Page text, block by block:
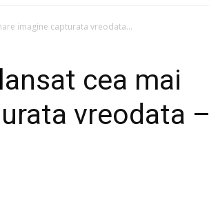
imagine capturata vreodata...
cea mai
vreodata –